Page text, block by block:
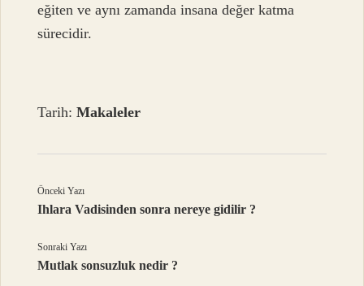
eğiten ve aynı zamanda insana değer katma
sürecidir.
Tarih:Makaleler
Önceki Yazı
Ihlara Vadisinden sonra nereye gidilir ?
Sonraki Yazı
Mutlak sonsuzluk nedir ?